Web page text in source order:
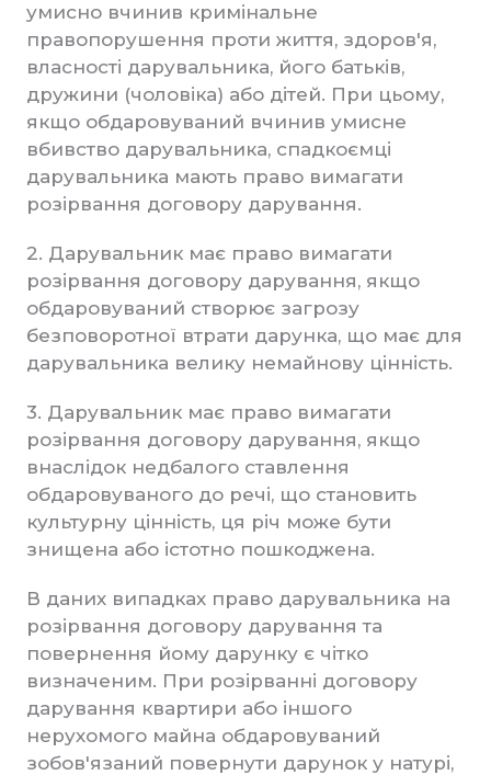
умисно вчинив кримінальне
правопорушення проти життя, здоров'я,
власності дарувальника, його батьків,
дружини (чоловіка) або дітей. При цьому,
якщо обдаровуваний вчинив умисне
вбивство дарувальника, спадкоємці
дарувальника мають право вимагати
розірвання договору дарування.
2. Дарувальник має право вимагати
розірвання договору дарування, якщо
обдаровуваний створює загрозу
безповоротної втрати дарунка, що має для
дарувальника велику немайнову цінність.
3. Дарувальник має право вимагати
розірвання договору дарування, якщо
внаслідок недбалого ставлення
обдаровуваного до речі, що становить
культурну цінність, ця річ може бути
знищена або істотно пошкоджена.
В даних випадках право дарувальника на
розірвання договору дарування та
повернення йому дарунку є чітко
визначеним. При розірванні договору
дарування квартири або іншого
нерухомого майна обдаровуваний
зобов'язаний повернути дарунок у натурі,